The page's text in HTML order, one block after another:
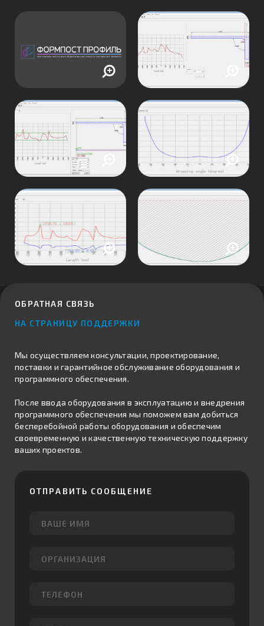
ОБРАТНАЯ СВЯЗЬ
Мы осуществляем консультации, проектирование,
поставки и гарантийное обслуживание оборудования и
программного обеспечения.
После ввода оборудования в эксплуатацию и внедрения
программного обеспечения мы поможем вам добиться
бесперебойной работы оборудования и обеспечим
своевременную и качественную техническую поддержку
ваших проектов.
НА СТРАНИЦУ ПОДДЕРЖКИ
ОТПРАВИТЬ СООБЩЕНИЕ